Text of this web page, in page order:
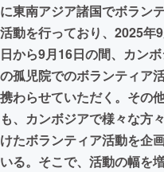
CAMPFIRE for Social
CAMPFIREふるさと
に東南アジア諸国でボラン
活動を行っており、2025年
日から9月16日の間、カン
の孤児院でのボランティア
携わらせていただく。その
も、カンボジアで様々な方
けたボランティア活動を企
いる。そこで、活動の幅を